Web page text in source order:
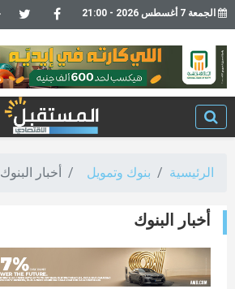
الجمعة 7 أغسطس 2026 - 21:00
الرئيسية بنوك وتمويل أخبار البنوك
أخبار البنوك